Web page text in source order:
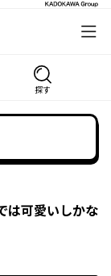
探す
は可愛いしかな